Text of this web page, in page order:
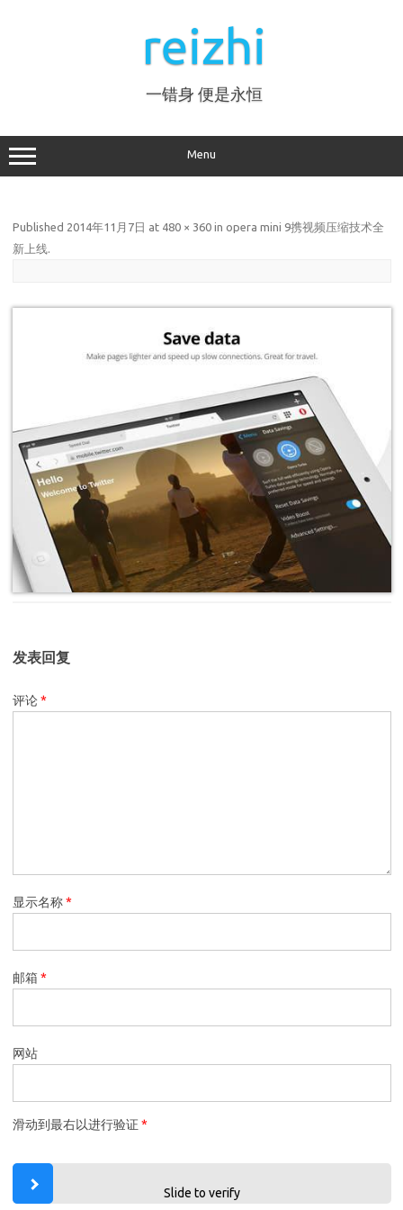
reizhi
一错身 便是永恒
Menu
Published 2014年11月7日 at 480 × 360 in opera mini 9携视频压缩技术全
新上线.
发表回复
评论*
显示名称*
邮箱*
网站
滑动到最右以进行验证 *
Slide to verify